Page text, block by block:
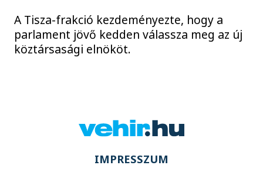
A Tisza-frakció kezdeményezte, hogy a
parlament jövő kedden válassza meg az új
köztársasági elnököt.
IMPRESSZUM